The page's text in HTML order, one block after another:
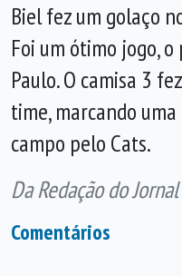
Biel fez um golaço
Foi um ótimo jogo, o
Paulo. O camisa 3
time, marcando
campo pelo Cats.
Da Redação do
Comentários